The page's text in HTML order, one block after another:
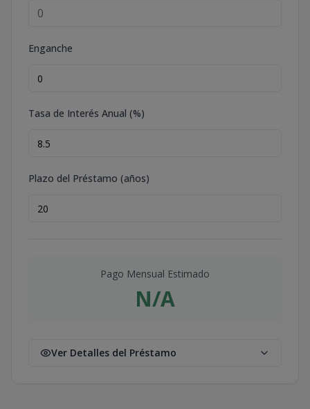
Enganche
Tasa de Interés Anual (%)
Plazo del Préstamo (años)
Pago Mensual Estimado
N/A
Ver Detalles del Préstamo